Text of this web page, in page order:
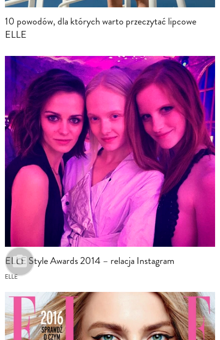
10 powodów, dla których warto przeczytać lipcowe
ELLE
ELLE Style Awards 2014 – relacja Instagram
ELLE